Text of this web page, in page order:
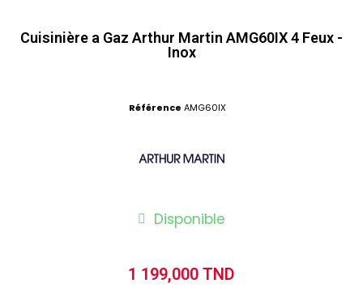
Cuisinière a Gaz Arthur Martin AMG60IX 4 Feux -
Inox
Référence AMG60IX
Disponible
1 199,000 TND